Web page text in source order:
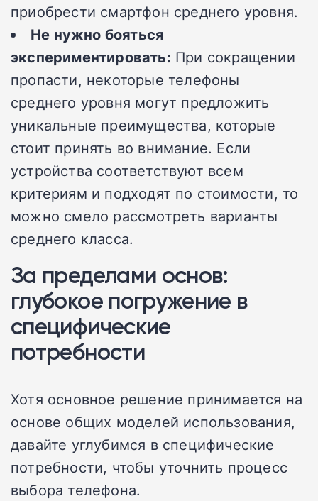
приобрести смартфон среднего уровня.
Не нужно бояться
экспериментировать: При сокращении
пропасти, некоторые телефоны
среднего уровня могут предложить
уникальные преимущества, которые
стоит принять во внимание. Если
устройства соответствуют всем
критериям и подходят по стоимости, то
можно смело рассмотреть варианты
среднего класса.
За пределами основ:
глубокое погружение в
специфические
потребности
Хотя основное решение принимается на
основе общих моделей использования,
давайте углубимся в специфические
потребности, чтобы уточнить процесс
выбора телефона.